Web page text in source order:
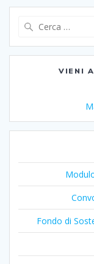
VIENI
Fondo di